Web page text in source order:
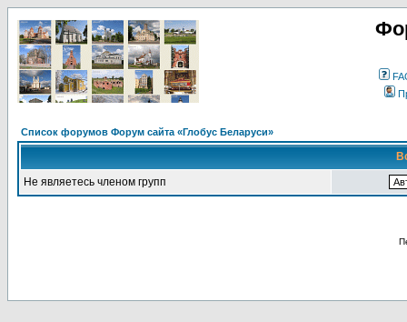
Список форумов Форум сайта «Глобус Беларуси»
Не являетесь членом групп